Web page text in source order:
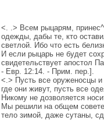
<. .> Всем рыцарям,
одежды, дабы те, кто
светлой. Ибо что есть
И если рыцарь не будет
свидетельствует апостол
- Евр. 12:14. - Прим. пер.].
<.> Пусть все оруженосцы
где они живут, пусть все
Никому не дозволяется
Мы решили на общем
тело зимой, даже сутаны,